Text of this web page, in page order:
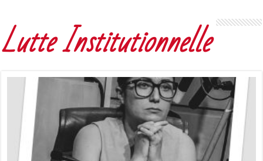
Lutte Institutionnelle